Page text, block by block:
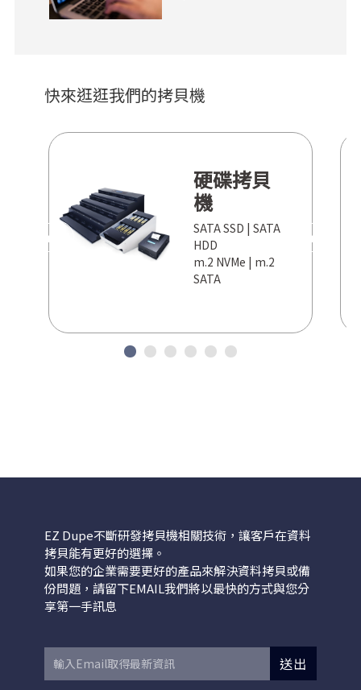
快來逛逛我們的拷貝機
硬碟拷貝
機
SATA SSD | SATA
HDD
m.2 NVMe | m.2
SATA
PREV NEXT
EZ Dupe不斷研發拷貝機相關技術，讓客戶在資料
拷貝能有更好的選擇。
如果您的企業需要更好的產品來解決資料拷貝或備
份問題，請留下EMAIL我們將以最快的方式與您分
享第一手訊息
送出